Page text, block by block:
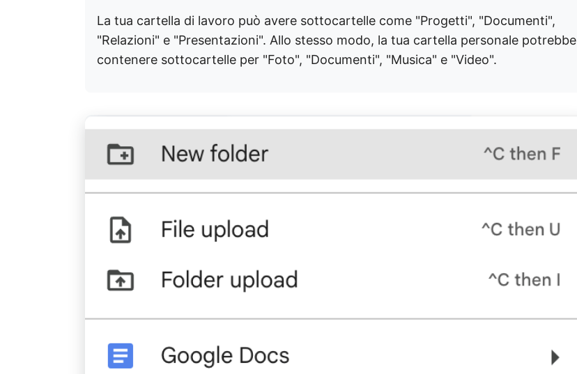
La tua cartella di lavoro può avere sottocartelle come "Progetti", "Documenti",
"Relazioni" e "Presentazioni". Allo stesso modo, la tua cartella personale potrebbe
contenere sottocartelle per "Foto", "Documenti", "Musica" e "Video".